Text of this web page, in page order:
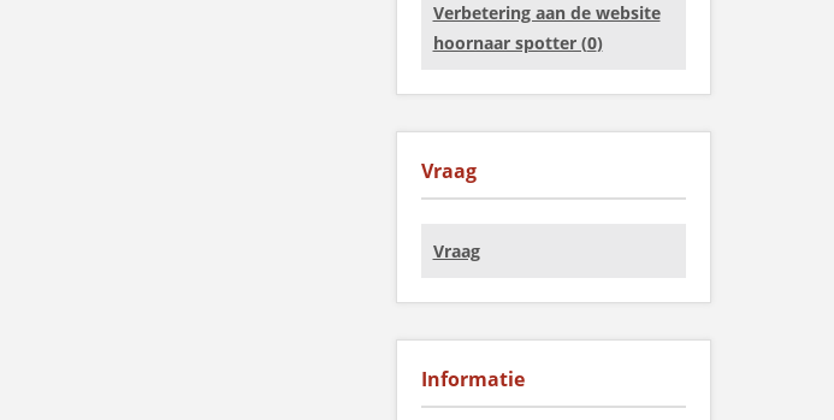
Verbetering aan de website
hoornaar spotter (0)
Vraag
Vraag
Informatie